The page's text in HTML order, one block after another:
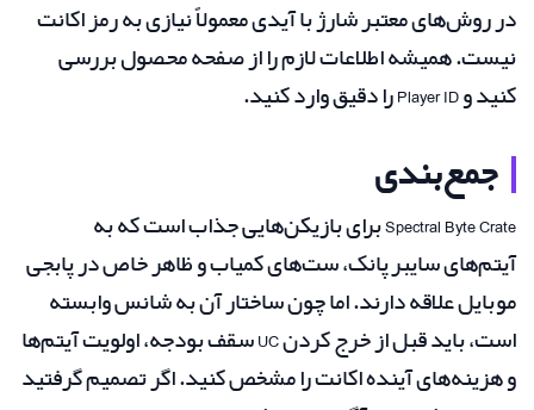
در روش‌های معتبر شارژ با آیدی معمولاً نیازی به رمز اکانت
نیست. همیشه اطلاعات لازم را از صفحه محصول بررسی
کنید و Player ID را دقیق وارد کنید.
جمع‌بندی
Spectral Byte Crate برای بازیکن‌هایی جذاب است که به
آیتم‌های سایبرپانک، ست‌های کمیاب و ظاهر خاص در پابجی
موبایل علاقه دارند. اما چون ساختار آن به شانس وابسته
است، باید قبل از خرج کردن UC سقف بودجه، اولویت آیتم‌ها
و هزینه‌های آینده اکانت را مشخص کنید. اگر تصمیم گرفتید